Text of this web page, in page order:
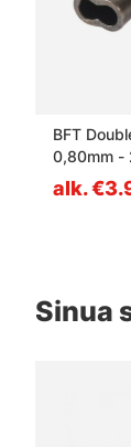
BFT
0,80mm -
alk.
Sinua